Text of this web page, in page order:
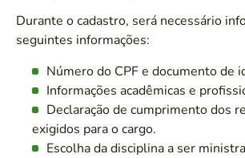
Durante o cadastro, será necessário
seguintes informações:
Número do CPF e documento de
Informações acadêmicas e
Declaração de cumprimento dos
exigidos para o cargo.
Escolha da disciplina a ser